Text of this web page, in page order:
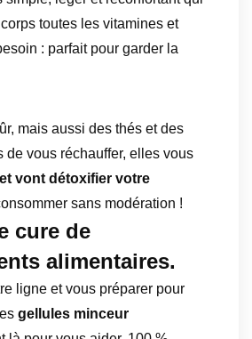
toutes les vitamines et
: parfait pour garder la
mais aussi des thés et des
de vous réchauffer, elles vous
vont détoxifier votre
sans modération !
cure de
alimentaires.
ligne et vous préparer pour
gellules minceur